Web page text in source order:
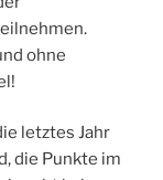
ohne
letztes Jahr
die Punkte im